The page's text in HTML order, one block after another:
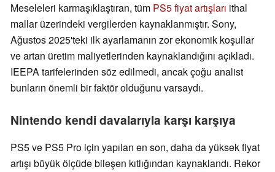
Meseleleri karmaşıklaştıran, tüm PS5 fiyat artışları ithal
mallar üzerindeki vergilerden kaynaklanmıştır. Sony,
Ağustos 2025'teki ilk ayarlamanın zor ekonomik koşullar
ve artan üretim maliyetlerinden kaynaklandığını açıkladı.
IEEPA tarifelerinden söz edilmedi, ancak çoğu analist
bunların önemli bir faktör olduğunu varsaydı.
Nintendo kendi davalarıyla karşı karşıya
PS5 ve PS5 Pro için yapılan en son, daha da yüksek fiyat
artışı büyük ölçüde bileşen kıtlığından kaynaklandı. Rekor